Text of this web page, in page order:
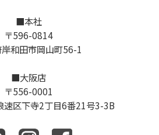
■本社
〒596-0814
和田市岡山町56-1
■大阪店
〒556-0001
速区下寺2丁目6番21号3-3B